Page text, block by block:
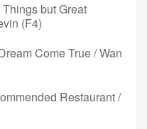
but Great
(F4)
Come True / Wan
Restaurant /